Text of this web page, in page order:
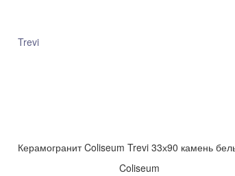
Trevi
Керамогранит Coliseum Trevi 33х90 камень
Coliseum